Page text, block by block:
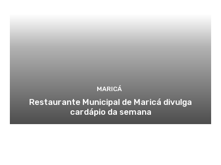
MARICÁ
Restaurante Municipal de Maricá divulga
cardápio da semana